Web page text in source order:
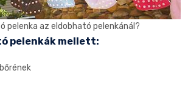
pelenka az eldobható pelenkánál?
pelenkák mellett: